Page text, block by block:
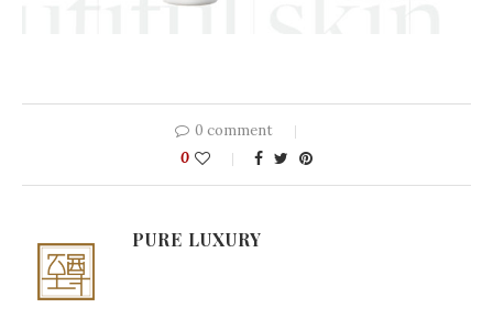
0 comment
0
PURE LUXURY